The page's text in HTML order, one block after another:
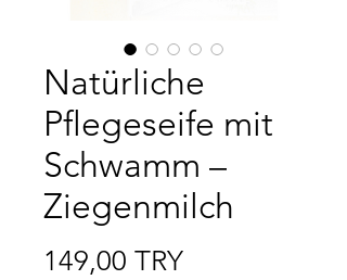
Natürliche
Pflegeseife mit
Schwamm –
Ziegenmilch
149,00 TRYPreis